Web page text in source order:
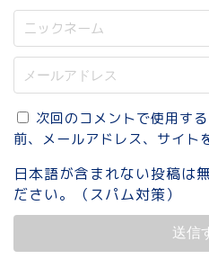
次回のコメントで使用す
前、メールアドレス、サイト
日本語が含まれない投稿は
ださい。（スパム対策）